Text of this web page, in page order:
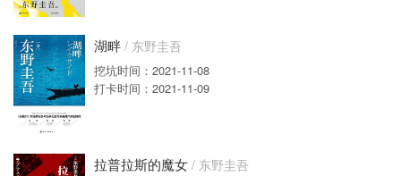
湖畔 / 东野圭吾
挖坑时间：2021-11-08
打卡时间：2021-11-09
拉普拉斯的魔女 / 东野圭吾